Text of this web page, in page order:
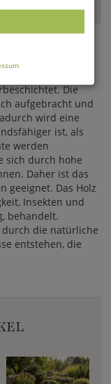
Kollektion
Die
aufgebracht und
wird eine
ist, als
werden
sich durch hohe
Daher ist das
geeignet. Das Holz
Insekten und
behandelt.
durch die natürliche
entstehen, die